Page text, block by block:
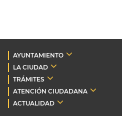
AYUNTAMIENTO
LA CIUDAD
TRÁMITES
ATENCIÓN CIUDADANA
ACTUALIDAD